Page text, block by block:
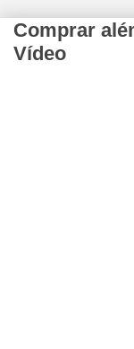
Comprar
Vídeo